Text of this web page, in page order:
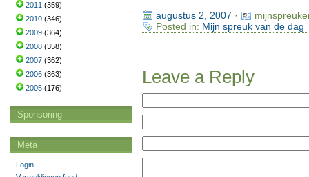
augustus 2, 2007 ·
Posted in: Mijn spreuk van de dag
Leave a Reply
2011 (359)
2010 (346)
2009 (364)
2008 (358)
2007 (362)
2006 (363)
2005 (176)
Sponsoring
Meta
Login